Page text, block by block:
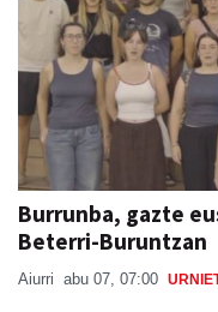
Burrunba, gazte
Beterri-Buruntzan
Aiurri abu 07, 07:00